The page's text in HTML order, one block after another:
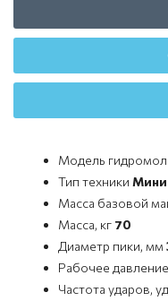
Модель
Тип техники
Масса базовой
Масса, кг 70
Диаметр пики, мм
Рабочее
Частота ударов,